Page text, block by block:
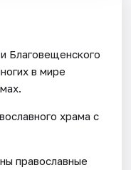
Благовещенского
в мире
храма с
православные